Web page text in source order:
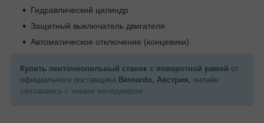
Гидравлический цилиндр
Защитный выключатель двигателя
Автоматическое отключение (концевики)
Купить ленточнопильный станок с поворотной рамой от
официального поставщика Bernardo, Австрия, онлайн
связавшись с нашим менеджером